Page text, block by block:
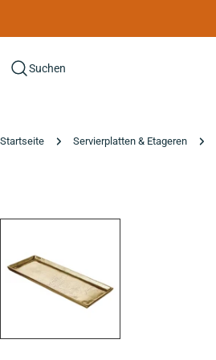
Suchen
Startseite Servierplatten & Etageren